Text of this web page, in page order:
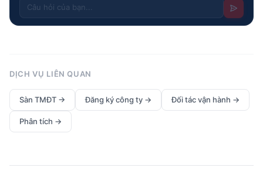
DỊCH VỤ LIÊN QUAN
Sàn TMĐT → Đăng ký công ty → Đối tác vận hành →
Phân tích →